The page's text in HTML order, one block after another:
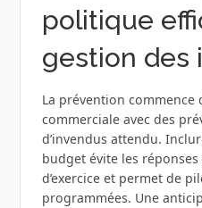
politique
gestion des
La prévention commence
commerciale avec des
d’invendus attendu.
budget évite les
d’exercice et permet de
programmées. Une